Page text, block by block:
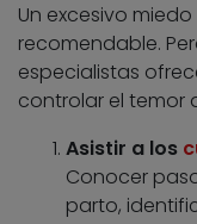
Un excesivo
recomendable.
especialistas
controlar el temor
Asistir a los
Conocer
parto,